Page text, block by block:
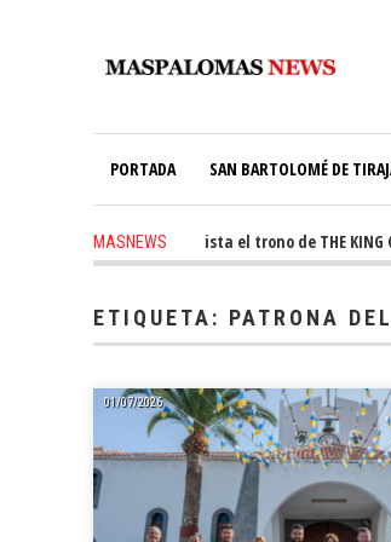
PORTADA SAN BARTOLOMÉ DE
MASNEWS
Ale Martín conquista el trono de THE KING
ETIQUETA: PATRONA
01/07/2026